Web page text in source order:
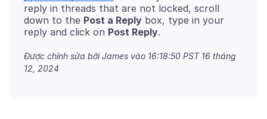
reply in threads that are not locked, scroll
down to the Post a Reply box, type in your
reply and click on Post Reply
Được chỉnh sửa bởi James vào 16:18:50 PST 16 tháng
12, 2024